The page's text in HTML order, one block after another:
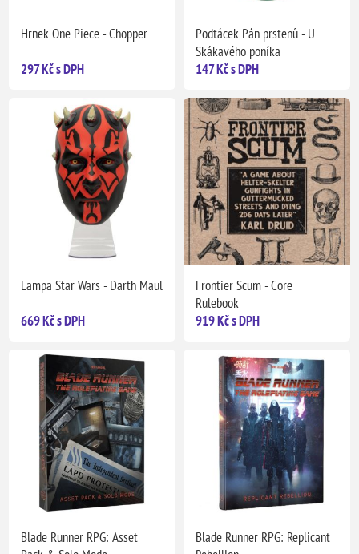
Hrnek One Piece - Chopper
297 Kč s DPH
Podtácek Pán prstenů - U
Skákavého poníka
147 Kč s DPH
Lampa Star Wars - Darth Maul
669 Kč s DPH
Frontier Scum - Core
Rulebook
919 Kč s DPH
Blade Runner RPG: Asset
Blade Runner RPG: Replicant